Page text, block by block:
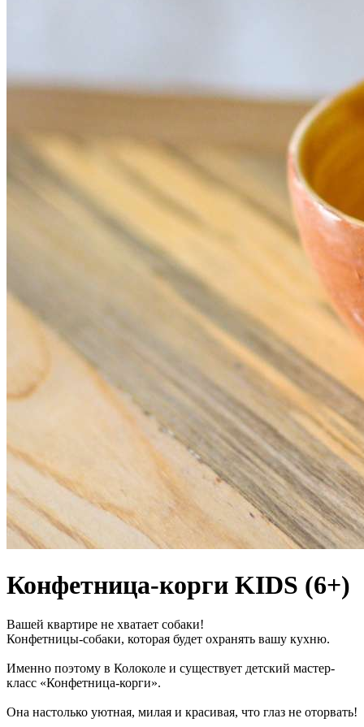
Конфетница-корги KIDS (6+)
Вашей квартире не хватает собаки!
Конфетницы-собаки, которая будет охранять вашу кухню.
Именно поэтому в Колоколе и существует детский мастер-
класс «Конфетница-корги».
Она настолько уютная, милая и красивая, что глаз не оторвать!